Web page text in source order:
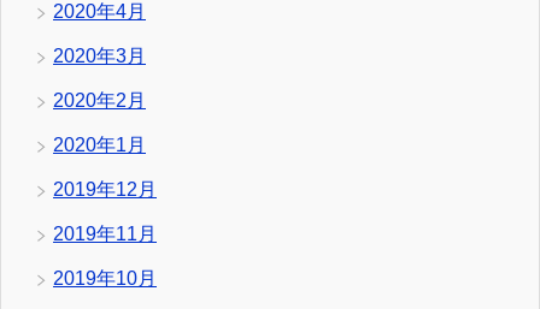
2020年4月
2020年3月
2020年2月
2020年1月
2019年12月
2019年11月
2019年10月